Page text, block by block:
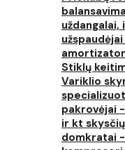
uždangalai,
Stiklų
Variklio
pakrovėjai
ir kt
domkratai